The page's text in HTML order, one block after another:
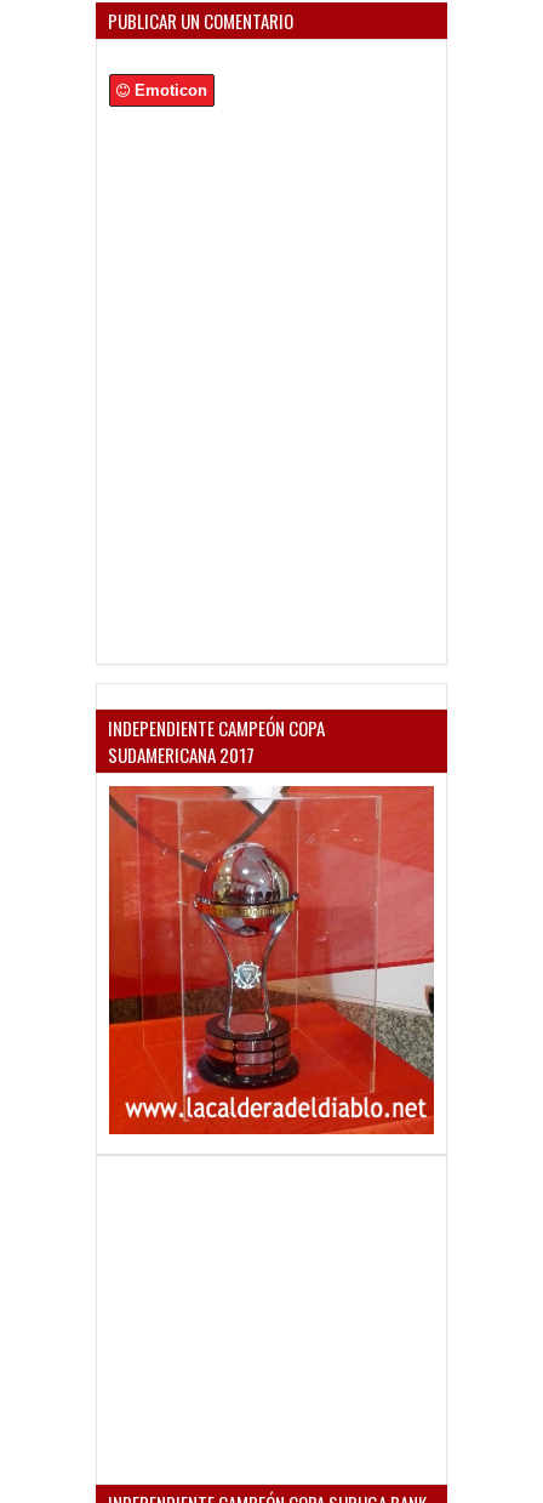
PUBLICAR UN COMENTARIO
Emoticon
INDEPENDIENTE CAMPEÓN COPA
SUDAMERICANA 2017